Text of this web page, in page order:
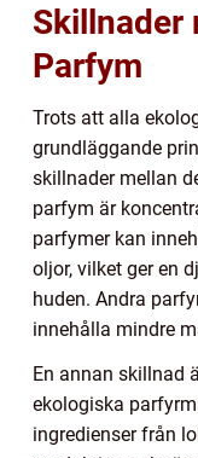
Skillnader
Parfym
Trots att alla
grundläggande
skillnader mellan
parfym är
parfymer kan
oljor, vilket ger en
huden. Andra
innehålla mindre
En annan skillnad
ekologiska
ingredienser från